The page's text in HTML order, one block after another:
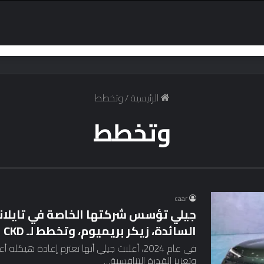
الرئيسية/وتخطط
وتخطط
caar
جيلي تؤسس شركتها الخاصة في
السائدة، زيكر بريميوم، وتخطط لـ CKD
في عام 2024، أعلنت جيلي أنها تعتزم إعادة
وتعزيز القدرة التنافسية…